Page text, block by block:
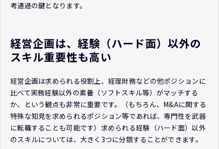
考通過の鍵となります。
経営企画は、経験（ハード面）以外の
スキル重要性も高い
経営企画は求められる役割上、経理財務などの他ポジションに
比べて実務経験以外の素養（ソフトスキル等）がマッチする
か、という観点も非常に重要です。（もちろん、M&Aに関する
特殊な知見を求められるポジション等であれば、専門性を武器
に転職することも可能です）求められる経験（ハード面）以外
のスキルについては、大きく3つに分類することができます。